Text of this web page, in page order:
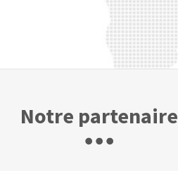
Notre partenaire